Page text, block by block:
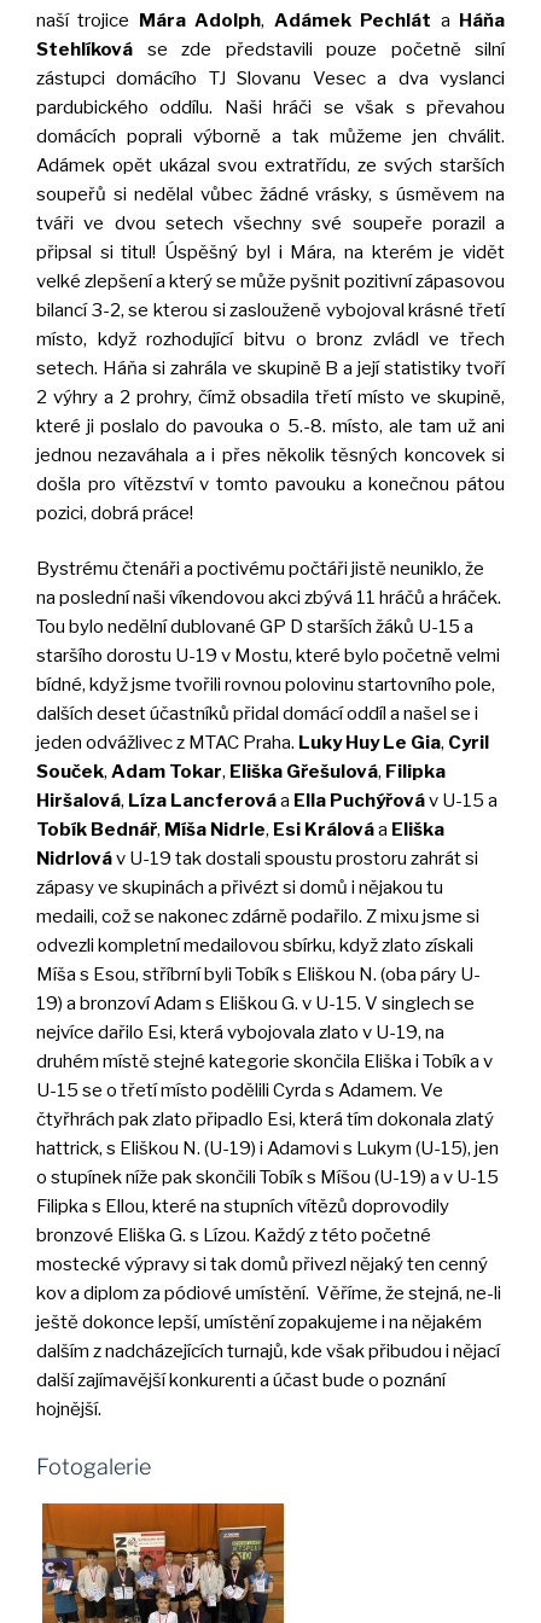
naší trojice Mára Adolph, Adámek Pechlát a Háňa
Stehlíková se zde představili pouze početně silní
zástupci domácího TJ Slovanu Vesec a dva vyslanci
pardubického oddílu. Naši hráči se však s převahou
domácích poprali výborně a tak můžeme jen chválit.
Adámek opět ukázal svou extratřídu, ze svých starších
soupeřů si nedělal vůbec žádné vrásky, s úsměvem na
tváři ve dvou setech všechny své soupeře porazil a
připsal si titul! Úspěšný byl i Mára, na kterém je vidět
velké zlepšení a který se může pyšnit pozitivní zápasovou
bilancí 3-2, se kterou si zaslouženě vybojoval krásné třetí
místo, když rozhodující bitvu o bronz zvládl ve třech
setech. Háňa si zahrála ve skupině B a její statistiky tvoří
2 výhry a 2 prohry, čímž obsadila třetí místo ve skupině,
které ji poslalo do pavouka o 5.-8. místo, ale tam už ani
jednou nezaváhala a i přes několik těsných koncovek si
došla pro vítězství v tomto pavouku a konečnou pátou
pozici, dobrá práce!
Bystrému čtenáři a poctivému počtáři jistě neuniklo, že
na poslední naši víkendovou akci zbývá 11 hráčů a hráček.
Tou bylo nedělní dublované GP D starších žáků U-15 a
staršího dorostu U-19 v Mostu, které bylo početně velmi
bídné, když jsme tvořili rovnou polovinu startovního pole,
dalších deset účastníků přidal domácí oddíl a našel se i
jeden odvážlivec z MTAC Praha. Luky Huy Le Gia, Cyril
Souček, Adam Tokar, Eliška Gřešulová, Filipka
Hiršalová, Líza Lancferováa Ella Puchýřováv U-15 a
Tobík Bednář, Míša Nidrle, Esi Králováa Eliška
Nidrlováv U-19 tak dostali spoustu prostoru zahrát si
zápasy ve skupinách a přivézt si domů i nějakou tu
medaili, což se nakonec zdárně podařilo. Z mixu jsme si
odvezli kompletní medailovou sbírku, když zlato získali
Míša s Esou, stříbrní byli Tobík s Eliškou N. (oba páry U-
19) a bronzoví Adam s Eliškou G. v U-15. V singlech se
nejvíce dařilo Esi, která vybojovala zlato v U-19, na
druhém místě stejné kategorie skončila Eliška i Tobík a v
U-15 se o třetí místo podělili Cyrda s Adamem. Ve
čtyřhrách pak zlato připadlo Esi, která tím dokonala zlatý
hattrick, s Eliškou N. (U-19) i Adamovi s Lukym (U-15), jen
o stupínek níže pak skončili Tobík s Míšou (U-19) a v U-15
Filipka s Ellou, které na stupních vítězů doprovodily
bronzové Eliška G. s Lízou. Každý z této početné
mostecké výpravy si tak domů přivezl nějaký ten cenný
kov a diplom za pódiové umístění. Věříme, že stejná, ne-li
ještě dokonce lepší, umístění zopakujeme i na nějakém
dalším z nadcházejících turnajů, kde však přibudou i nějací
další zajímavější konkurenti a účast bude o poznání
hojnější.
Fotogalerie